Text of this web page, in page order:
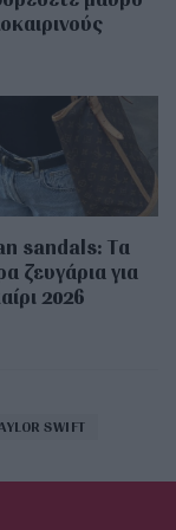
sandals: Tα
ζευγάρια για
2026
SWIFT